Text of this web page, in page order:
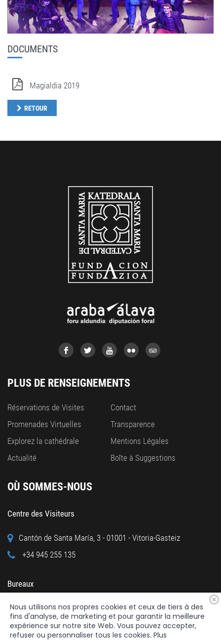
DOCUMENTS
Magialdia 2019
RETOUR
PLUS DE RENSEIGNEMENTS
Réservations de Visites
Promenades Virtuelles
Explorez la cathédrale
Actualité
Contact
Transparence
Mentions Légales
Boîte à Suggestions
OÙ SOMMES-NOUS
Centre des Visiteurs
Cantón de Santa María, 3 - 01001 - Vitoria-Gasteiz
+34 945 255 135
Bureaux
Calle Cuchillería, 95 - 01001 - Vitoria-Gasteiz
+34 945 122 160
Nous utilisons nos propres cookies et ceux de tiers à des
fins d'analyse, de marketing et pour garantir la meilleure
expérience sur notre site Web. Vous pouvez accepter,
refuser ou personnaliser tous les cookies. Plus